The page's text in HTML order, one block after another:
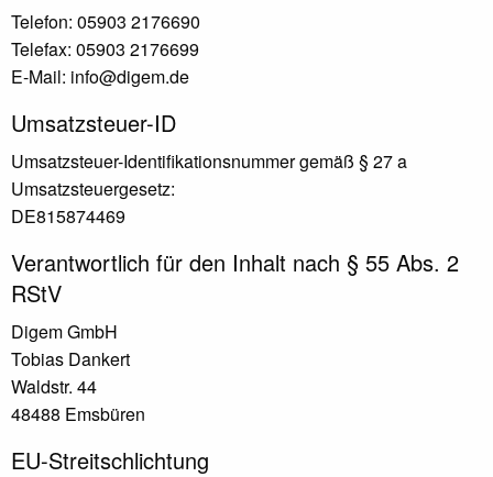
Telefon: 05903 2176690
Telefax: 05903 2176699
E-Mail: info@digem.de
Umsatzsteuer-ID
Umsatzsteuer-Identifikationsnummer gemäß § 27 a
Umsatzsteuergesetz:
DE815874469
Verantwortlich für den Inhalt nach § 55 Abs. 2
RStV
Digem GmbH
Tobias Dankert
Waldstr. 44
48488 Emsbüren
EU-Streitschlichtung